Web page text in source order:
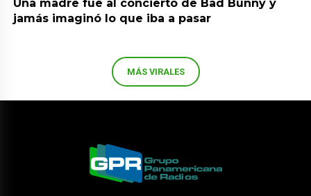
Una madre fue al concierto de Bad Bunny y
jamás imaginó lo que iba a pasar
MÁS VIRALES